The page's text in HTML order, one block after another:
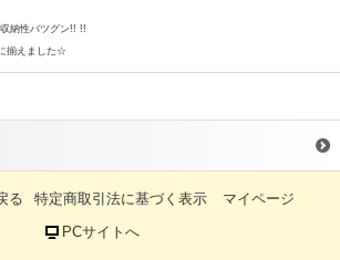
納性バツグン!! !!
揃えました☆
る 特定商取引法に基づく表示
マイページ
PCサイトへ